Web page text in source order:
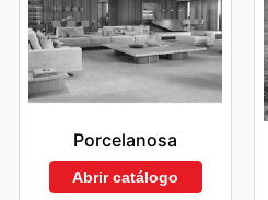
Porcelanosa
Abrir catálogo